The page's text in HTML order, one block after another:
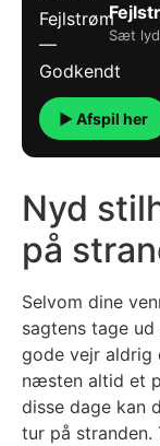
Sæt
▶ Afspil her
Nyd
på
Selvom dine
sagtens tage
gode vejr aldrig
næsten altid et
disse dage kan
tur på stranden.